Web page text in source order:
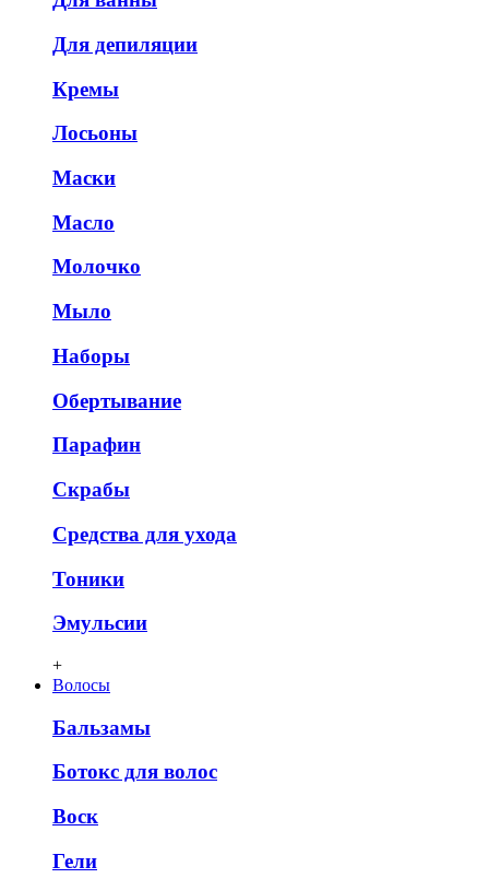
Для депиляции
Кремы
Лосьоны
Маски
Масло
Молочко
Мыло
Наборы
Обертывание
Парафин
Скрабы
Средства для ухода
Тоники
Эмульсии
+
Волосы
Бальзамы
Ботокс для волос
Воск
Гели